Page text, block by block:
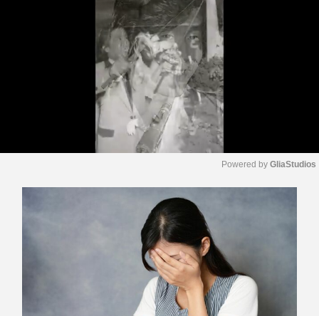
Powered by GliaStudios